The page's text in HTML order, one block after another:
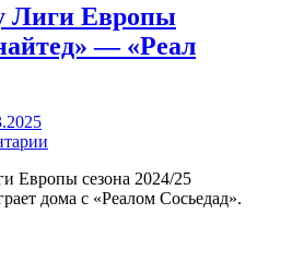
Лиги Европы
— «Реал
Европы сезона 2024/25
дома с «Реалом Сосьедад».